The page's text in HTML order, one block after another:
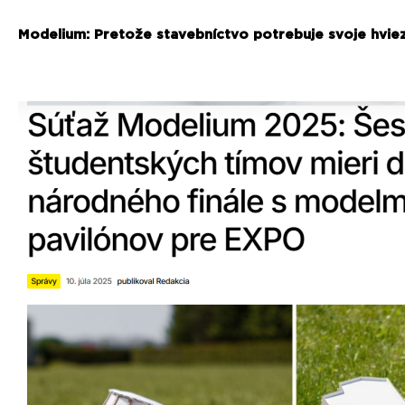
Modelium: Pretože stavebníctvo potrebuje svoje